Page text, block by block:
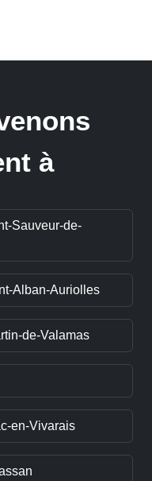
à
Sauveur-de-
Alban-Auriolles
de-Valamas
en-Vivarais